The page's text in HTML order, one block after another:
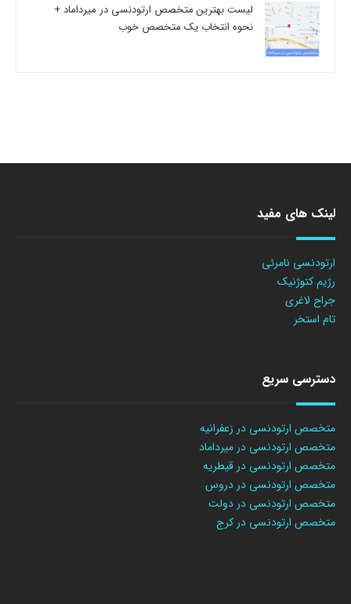
لیست بهترین متخصص ارتودنسی در میرداماد +
نحوه انتخاب یک متخصص خوب
لینک های مفید
ارتودنسی نامرئی
رژیم کتوژنیک
جراح لاغری
تام استخر
دسترسی سریع
متخصص ارتودنسی در زعفرانیه
متخصص ارتودنسی در میرداماد
متخصص ارتودنسی در قیطریه
متخصص ارتودنسی در دروس
متخصص ارتودنسی در دولت
متخصص ارتودنسی در کرج